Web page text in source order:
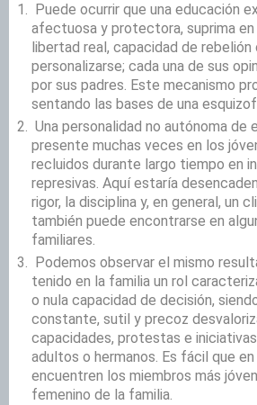
Puede ocurrir que una educación
afectuosa y protectora, suprima en
libertad real, capacidad de rebelión
personalizarse; cada una de sus
por sus padres. Este mecanismo
sentando las bases de una
Una personalidad no autónoma
presente muchas veces en los
recluidos durante largo tiempo en
represivas. Aquí estaría
rigor, la disciplina y, en general, un
también puede encontrarse en
familiares.
Podemos observar el mismo
tenido en la familia un rol
o nula capacidad de decisión,
constante, sutil y precoz
capacidades, protestas e
adultos o hermanos. Es fácil que
encuentren los miembros más
femenino de la familia.